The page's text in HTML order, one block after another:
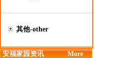
其他-other
安福家园资讯 More